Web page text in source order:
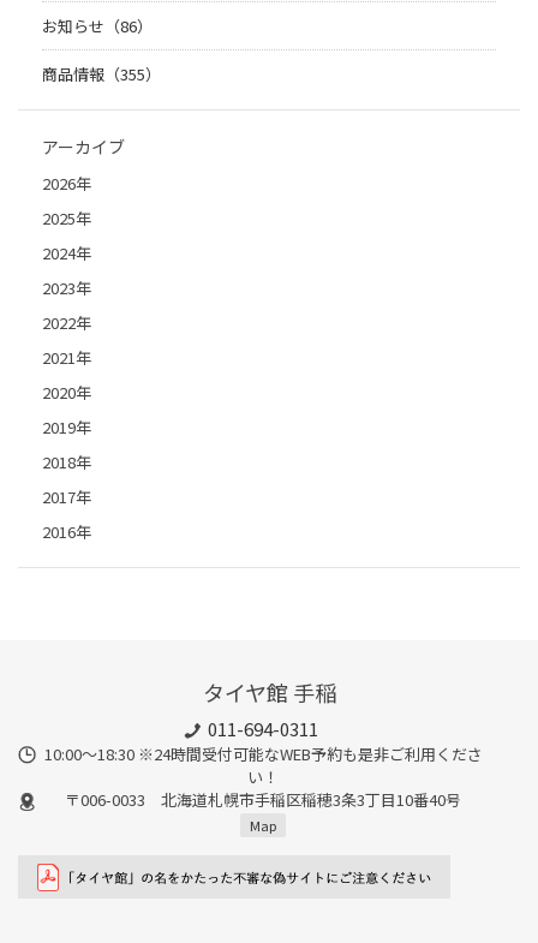
お知らせ（86）
商品情報（355）
アーカイブ
2026年
2025年
2024年
2023年
2022年
2021年
2020年
2019年
2018年
2017年
2016年
タイヤ館 手稲
011-694-0311
10:00～18:30 ※24時間受付可能なWEB予約も是非ご利用くださ
い！
〒006-0033 北海道札幌市手稲区稲穂3条3丁目10番40号
Map